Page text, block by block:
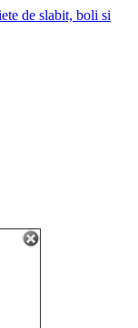
de slabit, boli si